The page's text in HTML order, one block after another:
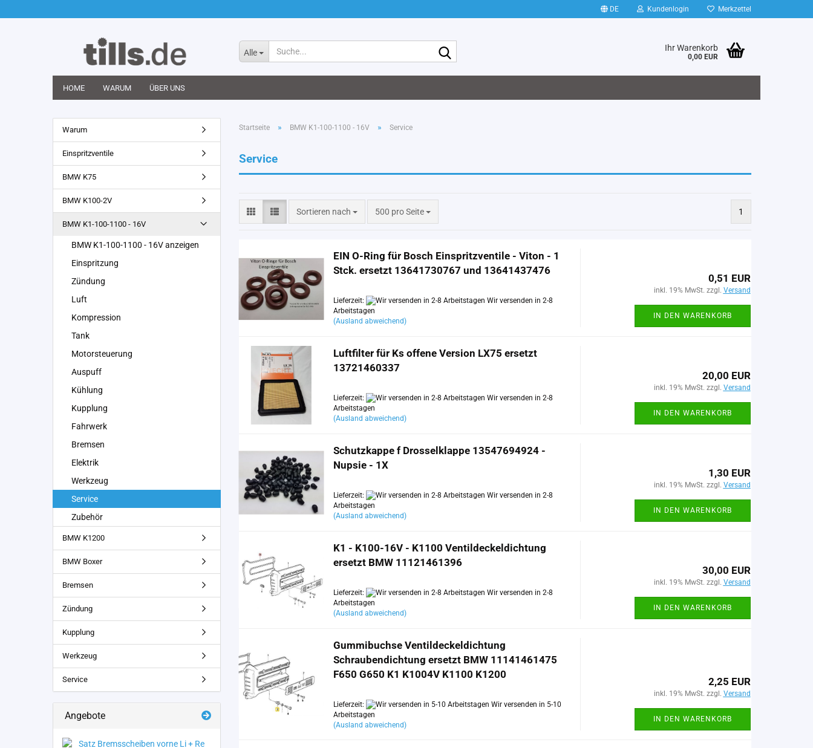
DE Kundenlogin Merkzettel
Alle Ihr Warenkorb
0,00 EUR
HOME WARUM ÜBER UNS
Startseite » BMW K1-100-1100 - 16V » Service
Service
Sortieren nach
Sortieren nach 500 pro Seite
pro Seite 1
EIN O-Ring für Bosch Einspritzventile - Viton - 1
Stck. ersetzt 13641730767 und 13641437476
Lieferzeit:
Wir versenden in 2-8
Arbeitstagen
(Ausland abweichend)
0,51 EUR
inkl. 19% MwSt. zzgl. Versand
IN DEN WARENKORB
Luftfilter für Ks offene Version LX75 ersetzt
13721460337
Lieferzeit:
Wir versenden in 2-8
Arbeitstagen
(Ausland abweichend)
20,00 EUR
inkl. 19% MwSt. zzgl. Versand
IN DEN WARENKORB
Schutzkappe f Drosselklappe 13547694924 -
Nupsie - 1X
Lieferzeit:
Wir versenden in 2-8
Arbeitstagen
(Ausland abweichend)
1,30 EUR
inkl. 19% MwSt. zzgl. Versand
IN DEN WARENKORB
K1 - K100-16V - K1100 Ventildeckeldichtung
ersetzt BMW 11121461396
Lieferzeit:
Wir versenden in 2-8
Arbeitstagen
(Ausland abweichend)
30,00 EUR
inkl. 19% MwSt. zzgl. Versand
IN DEN WARENKORB
Gummibuchse Ventildeckeldichtung
Schraubendichtung ersetzt BMW 11141461475
F650 G650 K1 K1004V K1100 K1200
Lieferzeit:
Wir versenden in 5-10
Arbeitstagen
(Ausland abweichend)
2,25 EUR
inkl. 19% MwSt. zzgl. Versand
IN DEN WARENKORB
Warum
Einspritzventile
BMW K75
BMW K100-2V
BMW K1-100-1100 - 16V
BMW K1-100-1100 - 16V anzeigen
Einspritzung
Zündung
Luft
Kompression
Tank
Motorsteuerung
Auspuff
Kühlung
Kupplung
Fahrwerk
Bremsen
Elektrik
Werkzeug
Service
Zubehör
BMW K1200
BMW Boxer
Bremsen
Zündung
Kupplung
Werkzeug
Service
Angebote